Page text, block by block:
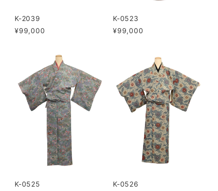
K-2039
¥99,000
K-0523
¥99,000
K-0525
K-0526